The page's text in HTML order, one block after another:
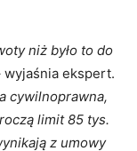
niż było to do
wyjaśnia ekspert.
cywilnoprawna,
limit 85 tys.
z umowy